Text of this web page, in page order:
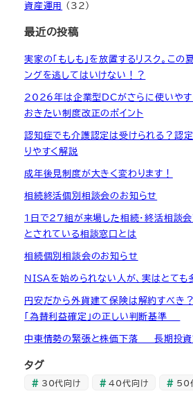
資産運用 (32)
最近の投稿
実家の「もしも」を放置するリスク。この
ングを逃してはいけない！？
2026年は企業型DCがさらに使いやす
おきたい制度改正のポイント
認知症でも介護認定は受けられる？認
りやすく解説
成年後見制度が大きく変わります！
相続終活個別相談会のお知らせ
1日で27組が来場した相続・終活相談
とされている相談窓口とは
相続個別相談会のお知らせ
NISAを始められない人が、実はとても
円安だから外貨建て保険は解約すべ
「為替利益確定」の正しい判断基準 ―
中東情勢の緊張と株価下落 ― 長期投
タグ
30代向け 40代向け 50